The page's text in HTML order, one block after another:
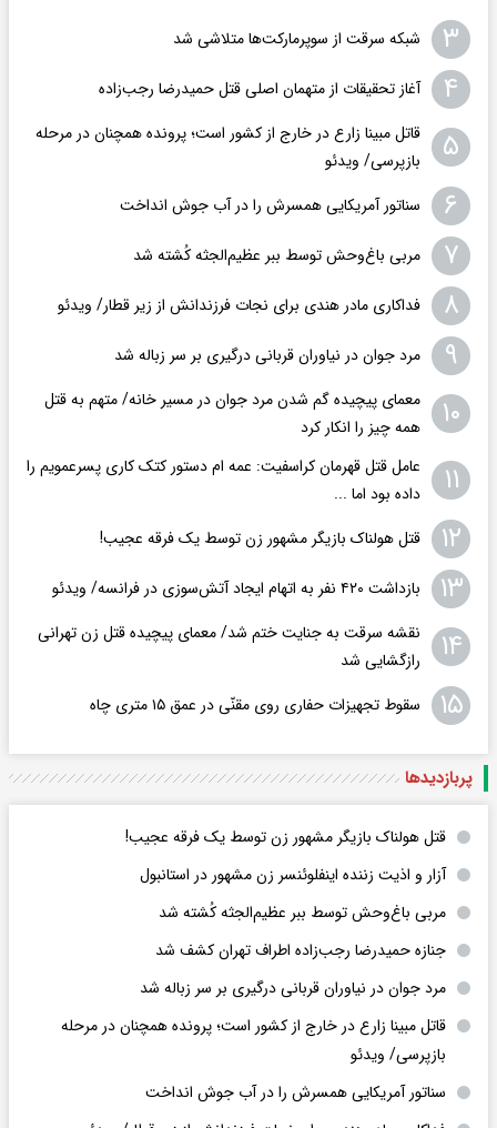
۳ شبکه سرقت از سوپرمارکت‌ها متلاشی شد
۴ آغاز تحقیقات از متهمان اصلی قتل حمیدرضا رجب‌زاده
۵
قاتل مبینا زارع در خارج از کشور است؛ پرونده همچنان در مرحله
بازپرسی/ ویدئو
۶ سناتور آمریکایی همسرش را در آب جوش انداخت
۷ مربی باغ‌وحش توسط ببر عظیم‌الجثه کُشته شد
۸ فداکاری مادر هندی برای نجات فرزندانش از زیر قطار/ ویدئو
۹ مرد جوان در نیاوران قربانی درگیری بر سر زباله شد
۱۰
معمای پیچیده گم شدن مرد جوان در مسیر خانه/ متهم به قتل
همه چیز را انکار کرد
۱۱
عامل قتل قهرمان کراسفیت: عمه ام دستور کتک کاری پسرعمویم را
داده بود اما ...
۱۲ قتل هولناک بازیگر مشهور زن توسط یک فرقه عجیب!
۱۳ بازداشت ۴۲۰ نفر به اتهام ایجاد آتش‌سوزی‌ در فرانسه/ ویدئو
۱۴
نقشه سرقت به جنایت ختم شد/ معمای پیچیده قتل زن تهرانی
رازگشایی شد
۱۵ سقوط تجهیزات حفاری روی مقنّی در عمق ۱۵ متری چاه
پربازدید‌ها
قتل هولناک بازیگر مشهور زن توسط یک فرقه عجیب!
آزار و اذیت زننده اینفلوئنسر زن مشهور در استانبول
مربی باغ‌وحش توسط ببر عظیم‌الجثه کُشته شد
جنازه حمیدرضا رجب‌زاده اطراف تهران کشف شد
مرد جوان در نیاوران قربانی درگیری بر سر زباله شد
قاتل مبینا زارع در خارج از کشور است؛ پرونده همچنان در مرحله
بازپرسی/ ویدئو
سناتور آمریکایی همسرش را در آب جوش انداخت